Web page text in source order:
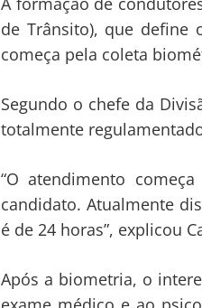
de Trânsito), que define
começa pela coleta
Segundo o chefe da
totalmente
“O atendimento
candidato. Atualmente
é de 24 horas”, explicou
Após a biometria, o